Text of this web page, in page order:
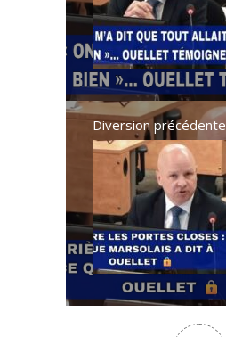
Diversion précédente